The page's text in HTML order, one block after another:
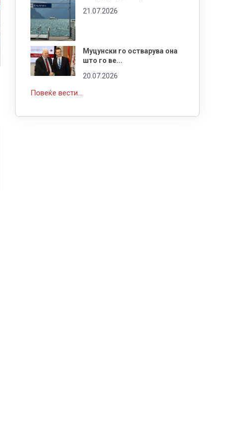
21.07.2026
Муцунски го остварува она
што го ве...
20.07.2026
Повеќе вести...